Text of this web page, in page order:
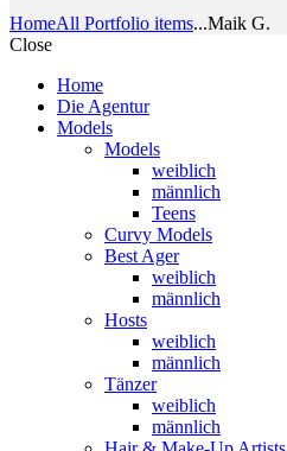
HomeAll Portfolio items...Maik G.
Close
Home
Die Agentur
Models
Models
weiblich
männlich
Teens
Curvy Models
Best Ager
weiblich
männlich
Hosts
weiblich
männlich
Tänzer
weiblich
männlich